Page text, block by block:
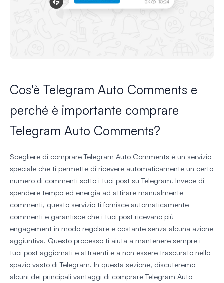
Cos'è Telegram Auto Comments e
perché è importante comprare
Telegram Auto Comments?
Scegliere di comprare Telegram Auto Comments è un servizio
speciale che ti permette di ricevere automaticamente un certo
numero di commenti sotto i tuoi post su Telegram. Invece di
spendere tempo ed energia ad attirare manualmente
commenti, questo servizio ti fornisce automaticamente
commenti e garantisce che i tuoi post ricevano più
engagement in modo regolare e costante senza alcuna azione
aggiuntiva. Questo processo ti aiuta a mantenere sempre i
tuoi post aggiornati e attraenti e a non essere trascurato nello
spazio vasto di Telegram. In questa sezione, discuteremo
alcuni dei principali vantaggi di comprare Telegram Auto